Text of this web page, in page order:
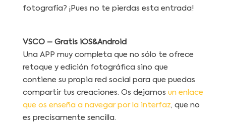
fotografía? ¡Pues no te pierdas esta entrada!
VSCO – Gratis iOS&Android
Una APP muy completa que no sólo te ofrece
retoque y edición fotográfica sino que
contiene su propia red social para que puedas
compartir tus creaciones. Os dejamos un enlace
que os enseña a navegar por la interfaz, que no
es precisamente sencilla.